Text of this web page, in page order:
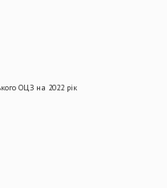
ОЦЗ на 2022 рік